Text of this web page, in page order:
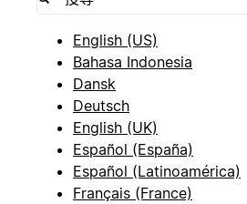
English (US)
Bahasa Indonesia
Dansk
Deutsch
English (UK)
Español (España)
Español (Latinoamérica)
Français (France)